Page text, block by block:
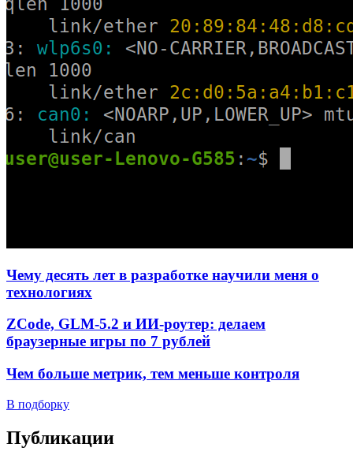
Чему десять лет в разработке научили меня о
технологиях
ZCode, GLM-5.2 и ИИ-роутер: делаем
браузерные игры по 7 рублей
Чем больше метрик, тем меньше контроля
В подборку
Публикации